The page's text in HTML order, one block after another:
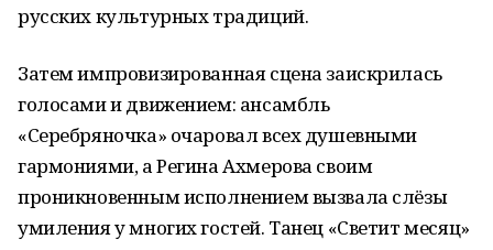
русских культурных традиций.
Затем импровизированная сцена заискрилась
голосами и движением: ансамбль
«Серебряночка» очаровал всех душевными
гармониями, а Регина Ахмерова своим
проникновенным исполнением вызвала слёзы
умиления у многих гостей. Танец «Светит месяц»